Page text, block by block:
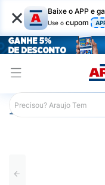
× Baixe o APP e
Use o cupom
Araujo Infantil